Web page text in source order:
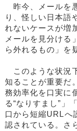
昨今、メールを
り、怪しい日本語
れないケースが増
メールを見分ける
ら外れるもの」を
このような状況
知ることが重要だ
務効率化を口実に
る“なりすまし”」
口から短縮URLへ
認されている。さ